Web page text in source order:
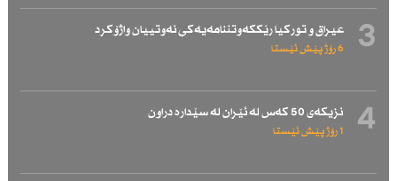
3 عیراق و توركیا رێككەوتننامەیەكی نەوتییان واژۆكرد
6 رۆژ پێش ئێستا
4 نزیكەی 50 كەس لە ئێران لە سێدارە دراون
1 رۆژ پێش ئێستا